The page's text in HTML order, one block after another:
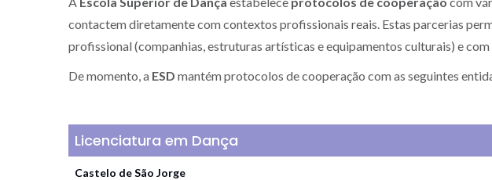
contactem diretamente com contextos profissionais reais. Estas parcerias
profissional (companhias, estruturas artísticas e equipamentos culturais) e com
De momento, a ESD mantém protocolos de cooperação com as seguintes
Licenciatura em Dança
Castelo de São Jorge